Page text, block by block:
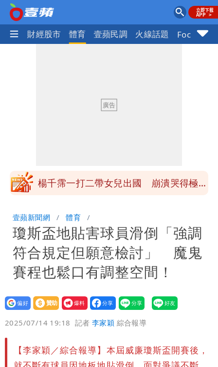
國際 財經股市 體育 壹蘋民調 火線話題 Focus+
醫學教授林慶順意外離世 女兒沉痛證實
親節吃牛排、海鮮
楊千霈一打二帶女兒出國 崩潰哭得極狼
黃線停車
白海豚今防豪雨、38度高溫！雙眼牆致
「海豚跳」
名醫「掛蔣萬安布條」被出征！他大笑：
每天看診到半夜
慈濟爆世紀大騙局 AIT發文高級酸！他
笑：真的很會
白海豚大亂！航空66架次取消、船班39
航次停航
姜厚任不信嫩女友「辣手摧花」 創演藝
工會最遺憾1事
白海豚勾到「台灣陸地」了！雙眼牆旋
壹蘋新聞網 體育
瓊斯盃地貼害球員滑倒「強調
符合規定但願意檢討」 魔鬼
賽程也鬆口有調整空間！
設為
贊助
我要
爆料
2025/07/14 19:18 記者李家穎 綜合報導
【李家穎／綜合報導】本屆威廉瓊斯盃開賽後，